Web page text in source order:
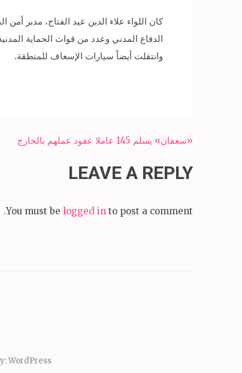
كان اللواء علاء الدين عيد الفتاح، مدير
الدفاع المدني وعدد من قوات الحماية
وانتقلت أيضاً سيارات الإسعاف للمنطقة.
Post
«سعفان» يسلم 145 عاملا عقود عملهم بالخارج
LEAVE A REPLY
You must be logged in to post a comment.
WordPress